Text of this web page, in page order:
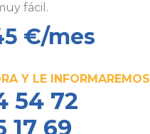
fácil.
€/mes
Y LE
54 72
17 69